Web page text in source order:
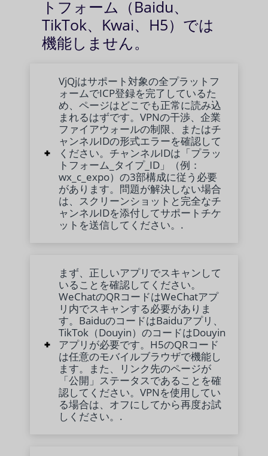
トフォーム（Baidu、
TikTok、Kwai、H5）では
機能しません。
VjQjはサポート対象の全プラットフ
ォームでICP登録を完了しているた
め、ページはどこでも正常に読み込
まれるはずです。VPNの干渉、企業
ファイアウォールの制限、またはチ
ャンネルIDの形式エラーを確認して
ください。チャンネルIDは「プラッ
トフォーム_タイプ_ID」（例：
wx_c_expo）の3部構成に従う必要
があります。問題が解決しない場合
は、スクリーンショットと完全なチ
ャンネルIDを添付してサポートチケ
ットを送信してください。.
まず、正しいアプリでスキャンして
いることを確認してください。
WeChatのQRコードはWeChatアプ
リ内でスキャンする必要がありま
す。BaiduのコードはBaiduアプリ、
TikTok（Douyin）のコードはDouyin
アプリが必要です。H5のQRコード
は任意のモバイルブラウザで機能し
ます。また、リンク先のページが
「公開」ステータスであることを確
認してください。VPNを使用してい
る場合は、オフにしてから再度お試
しください。.